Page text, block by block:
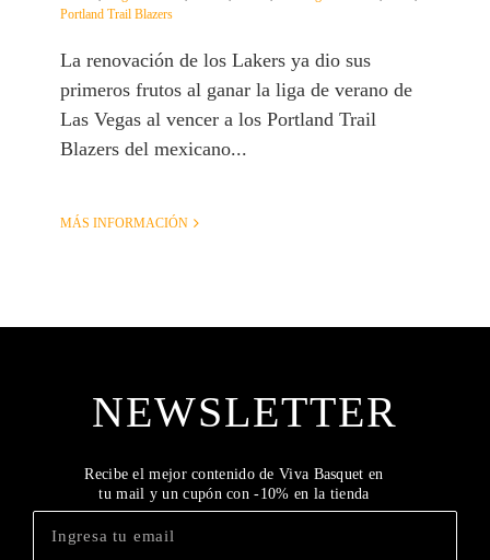
Portland Trail Blazers
La renovación de los Lakers ya dio sus
primeros frutos al ganar la liga de verano de
Las Vegas al vencer a los Portland Trail
Blazers del mexicano...
MÁS INFORMACIÓN
NEWSLETTER
Recibe el mejor contenido de Viva Basquet en
tu mail y un cupón con -10% en la tienda